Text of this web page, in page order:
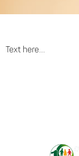
Text here....